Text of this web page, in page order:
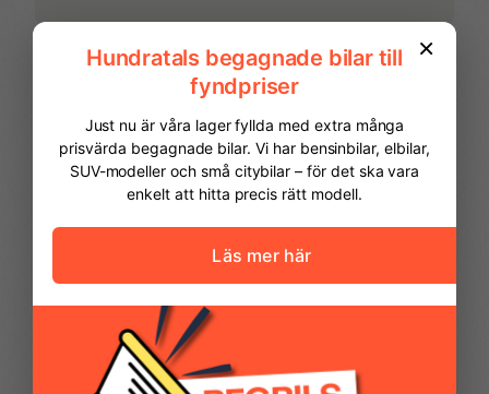
ISOFIX-fästen bak
Keyless Körfilsassistans
LED Strålkastare Ljussensor
Läslampa Multifunktionsratt
Parkeringssensorer
Regnsensor
Vi hjälper dig att ordna finansiering av
din bil. Här kan du räkna ut din
månadskostnad och även göra en
ansökan online.
Kontantinsats53 725,00 kr